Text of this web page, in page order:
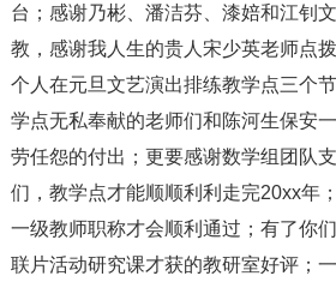
台；感谢乃彬、潘洁芬、漆婄和江钊
教，感谢我人生的贵人宋少英老师点
个人在元旦文艺演出排练教学点三个
学点无私奉献的老师们和陈河生保安
劳任怨的付出；更要感谢数学组团队
们，教学点才能顺顺利利走完20xx年
一级教师职称才会顺利通过；有了你
联片活动研究课才获的教研室好评；